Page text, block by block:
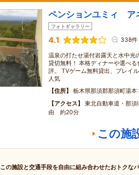
ペンションユミィ ア
フォトギャラリー
4.1 338件
温泉の打たせ湯付岩露天と水中光
貸切無料！ 本格ディナーや選べ
評。 TVゲーム無料貸出、プレイ
人気
住所
栃木県那須郡那須町湯
アクセス
東北自動車道・那
由 約20分
この施
この施設と交通手段を自由に組み合わせたおトクな